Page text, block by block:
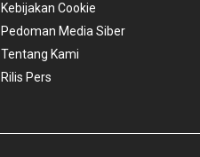
Kebijakan Cookie
Pedoman Media Siber
Tentang Kami
Rilis Pers